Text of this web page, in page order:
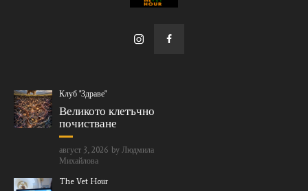
Клуб "Здраве"
Великото клетъчно
почистване
август 3, 2026 by Людмила
Михайлова
The Vet Hour